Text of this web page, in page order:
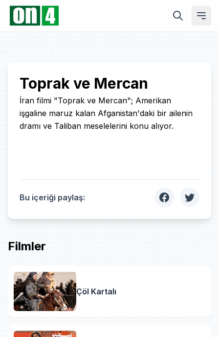
Play
Video
Toprak ve Mercan
İran filmi "Toprak ve Mercan"; Amerikan
işgaline maruz kalan Afganistan'daki bir ailenin
dramı ve Taliban meselelerini konu alıyor.
Bu içeriği paylaş:
Filmler
Çöl Kartalı